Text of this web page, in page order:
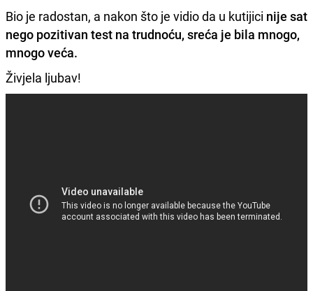
Bio je radostan, a nakon što je vidio da u kutijici nije sat
nego pozitivan test na trudnoću, sreća je bila mnogo,
mnogo veća.
Živjela ljubav!